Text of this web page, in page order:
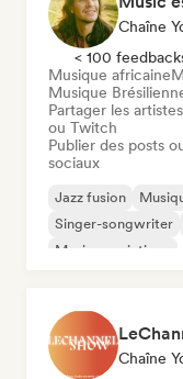
Chaîne
< 100
Musique africaine
Musique
Partager les
ou Twitch
Publier des posts
sociaux
Jazz fusion
Singer-songwriter
Musique asiatique
Chaîne